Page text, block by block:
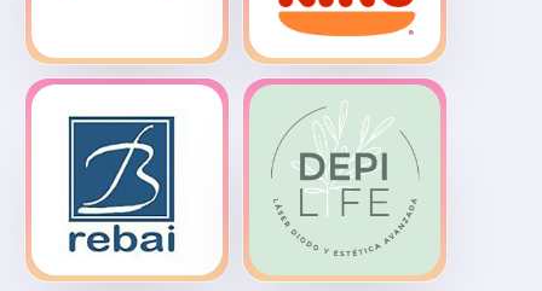
Alain
Afflelou
Burger King